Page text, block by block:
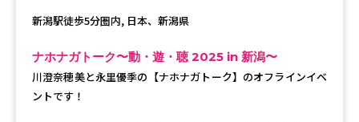
新潟駅徒歩5分圏内, 日本、新潟県
ナホナガトーク〜動・遊・聴 2025 in 新潟〜
川澄奈穂美と永里優季の【ナホナガトーク】のオフラインイベ
ントです！